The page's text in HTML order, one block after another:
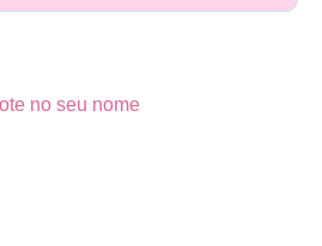
no seu nome